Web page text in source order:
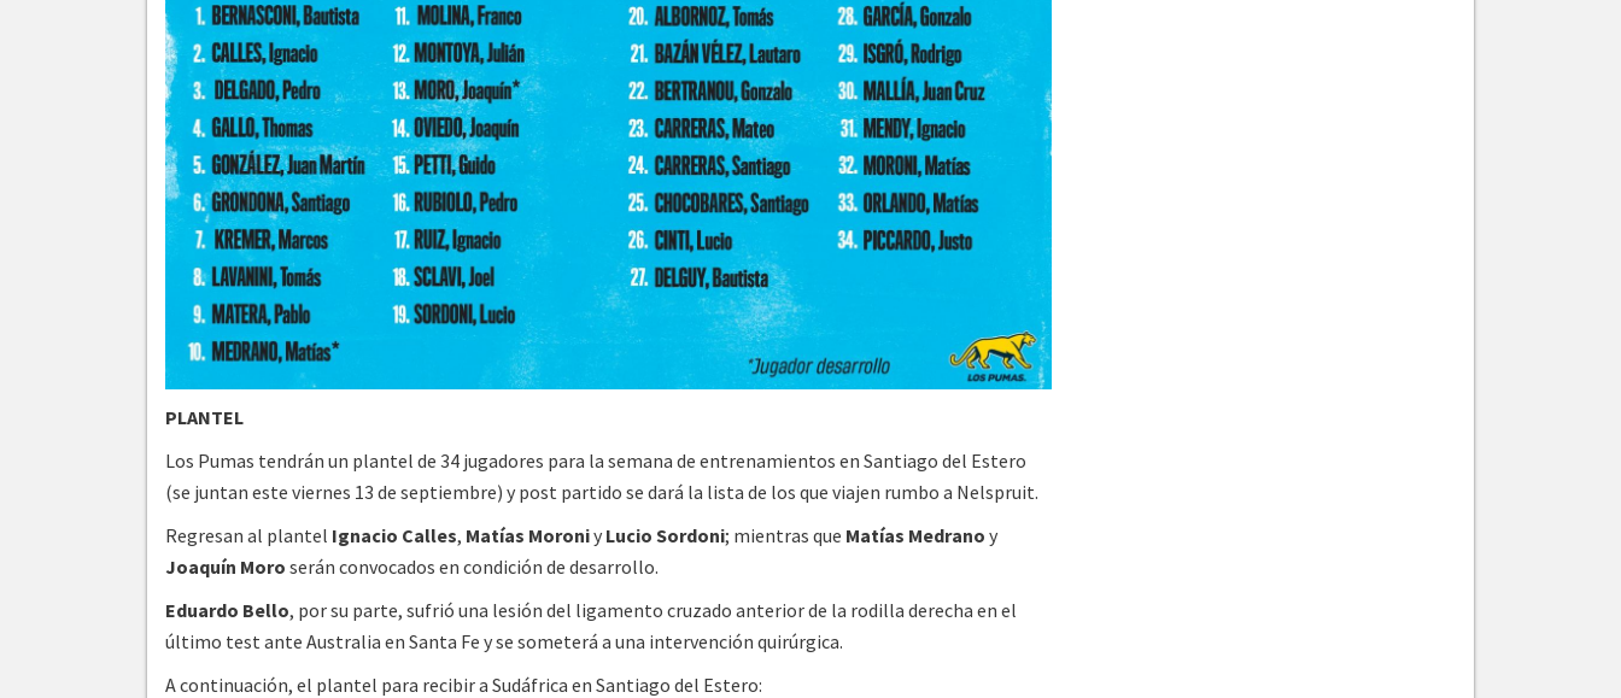
PLANTEL
Los Pumas tendrán un plantel de 34 jugadores para la semana de entrenamientos en Santiago del Estero
(se juntan este viernes 13 de septiembre) y post partido se dará la lista de los que viajen rumbo a Nelspruit.
Regresan al plantel Ignacio Calles, Matías Moroniy Lucio Sordoni; mientras que Matías Medrano y
Joaquín Moro serán convocados en condición de desarrollo.
Eduardo Bello, por su parte, sufrió una lesión del ligamento cruzado anterior de la rodilla derecha en el
último test ante Australia en Santa Fe y se someterá a una intervención quirúrgica.
A continuación, el plantel para recibir a Sudáfrica en Santiago del Estero: